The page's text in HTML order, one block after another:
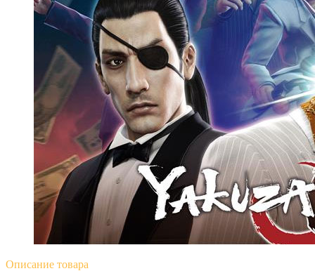
Описание товара